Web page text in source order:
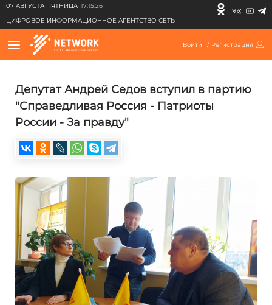
07 АВГУСТА ПЯТНИЦА 17:15:26
ЦИФРОВОЕ ИНФОРМАЦИОННОЕ АГЕНТСТВО СЕТЬ
Войти / Регистрация
Депутат Андрей Седов вступил в партию
"Справедливая Россия - Патриоты
России - За правду"